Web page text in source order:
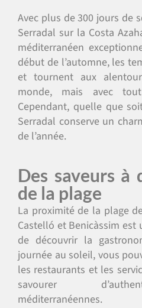
Avec plus de 300 jours de
Serradal sur la Costa
méditerranéen
début de l’automne, les
et tournent aux
monde, mais avec
Cependant, quelle que
Serradal conserve un
de l’année.
Des saveurs à
de la plage
La proximité de la plage
Castelló et Benicàssim est
de découvrir la
journée au soleil, vous
les restaurants et les
savourer
méditerranéennes.